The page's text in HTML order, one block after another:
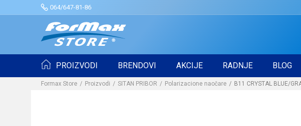
064/647-81-86
PROIZVODI BRENDOVI AKCIJE RADNJE BLOG
Formax Store Proizvodi SITAN PRIBOR Polarizacione naočare B11 CRYSTAL BLUE/